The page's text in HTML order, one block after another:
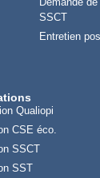
SSCT
Entretien
Qualiopi
CSE éco.
SSCT
SST